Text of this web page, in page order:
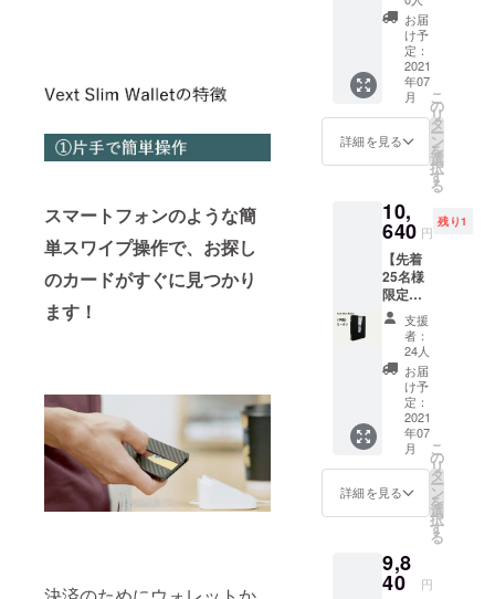
スマートフォンのような簡
単スワイプ操作で、お探し
のカードがすぐに見つかり
ます！
返品は
お受け
できま
せんこ
と、予
めご了
ます。
向上し
た場
合、正
規販売
価格が
販売予
定価格
より下
ます。
※使用感
による
返品に
など、
支援者
様都合
による
返品は
お受け
できま
せんこ
と、予
めご了
承願い
※ご注文
状況、
使用部
材の供
給状
況、製
造工程
上の都
が遅れ
る場合
があり
ます。
※皆様の
応援購
入によ
り量産
効率が
向上し
た場
合、正
規販売
価格が
販売予
定価格
より下
ます。
※使用感
Wallet
［一般
販売予
定価
格
12,000
円］ ＜
リター
ン内容
＞ Vext
Wallet
1個
カ
ラー：
ローズ
ゴール
ド ※本
体税
込、送
料込み
※ご注文
状況、
使用部
材の供
給状
況、製
造工程
荷時期
が遅れ
お届
け予
定：
2021
年07
月
詳細を見る
こ
の
リ
タ
ー
ン
を
選
択
す
る
10,
640 円
残り1
【先着
25名様
限定】
早割
Vext
Slim
Wallet
［一般
販売予
定価
格
14,000
円］ ＜
リター
ン内容
＞ Vext
Wallet
1個
カ
支援
者：
24人
お届
け予
定：
2021
年07
月
詳細を見る
こ
の
リ
タ
ー
ン
を
選
択
す
る
9,8
40 円